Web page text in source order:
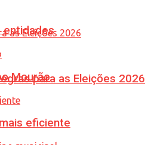
para as Eleições 2026
entidades
Mourão
eficiente